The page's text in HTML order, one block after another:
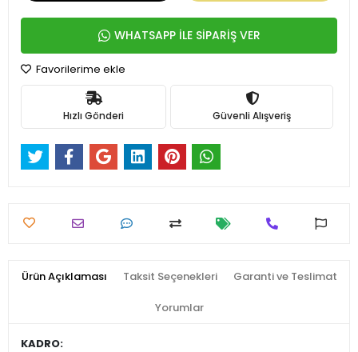
WHATSAPP İLE SİPARİŞ VER
Favorilerime ekle
Hızlı Gönderi Güvenli Alışveriş
Ürün Açıklaması Taksit Seçenekleri Garanti ve Teslimat
Yorumlar
KADRO: